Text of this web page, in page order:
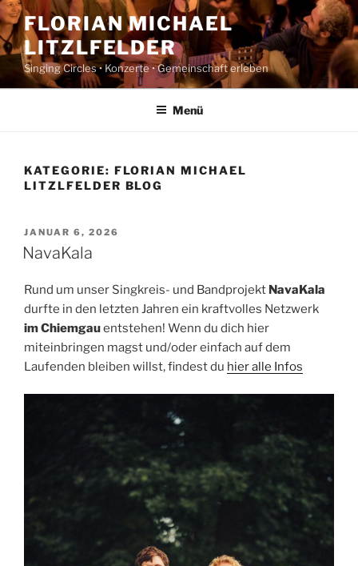
Zum
Inhalt
springen
FLORIAN MICHAEL
LITZLFELDER
Singing Circles • Konzerte • Gemeinschaft erleben
Menü
KATEGORIE: FLORIAN MICHAEL
LITZLFELDER BLOG
VERÖFFENTLICHT
AM
JANUAR 6, 2026
NavaKala
Rund um unser Singkreis- und Bandprojekt NavaKala
durfte in den letzten Jahren ein kraftvolles Netzwerk
im Chiemgauentstehen! Wenn du dich hier
miteinbringen magst und/oder einfach auf dem
Laufenden bleiben willst, findest du hier alle Infos